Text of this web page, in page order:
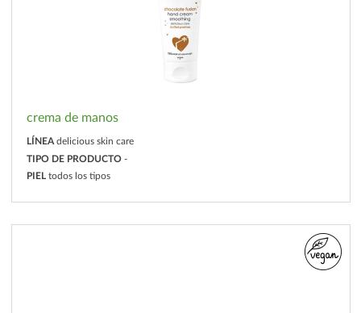
crema de manos
LÍNEA delicious skin care
TIPO DE PRODUCTO -
PIEL todos los tipos